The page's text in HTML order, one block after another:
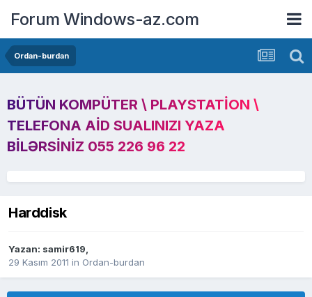
Forum Windows-az.com
Ordan-burdan
BÜTÜN KOMPÜTER \ PLAYSTATION \
TELEFONA AID SUALINIZI YAZA
BILƏRSINIZ 055 226 96 22
Harddisk
Yazan: samir619,
29 Kasım 2011 in Ordan-burdan